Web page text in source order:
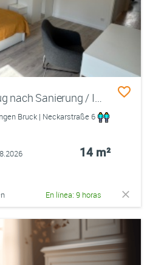
Bruck | Neckarstraße 6
14 m²
En línea: 9 horas